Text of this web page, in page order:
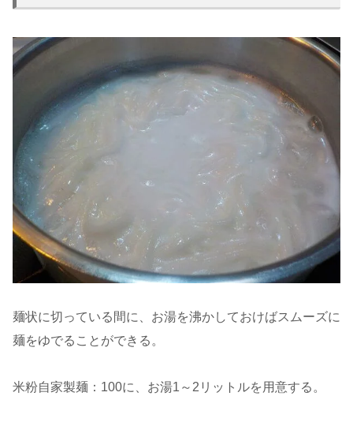
麺状に切っている間に、お湯を沸かしておけばスムーズに
麺をゆでることができる。
米粉自家製麺：100に、お湯1～2リットルを用意する。